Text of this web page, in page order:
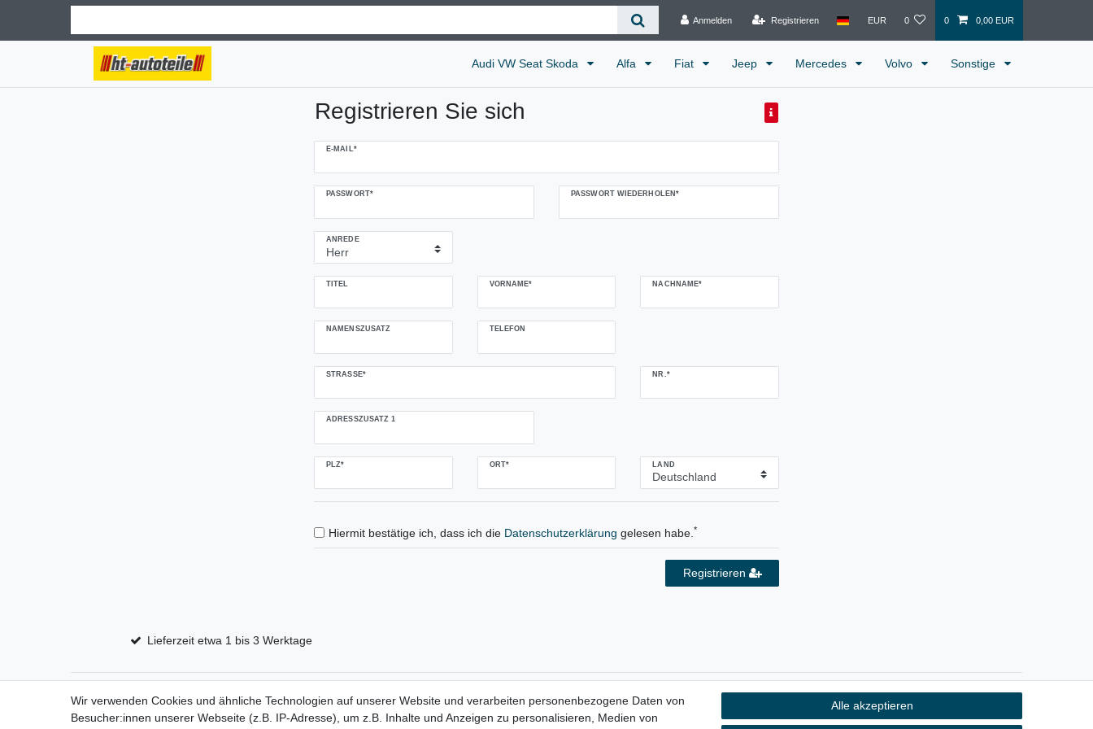
Anmelden Registrieren EUR 0 0 0,00 EUR
Audi VW Seat Skoda Alfa Fiat Jeep Mercedes Volvo Sonstige
Registrieren Sie sich
E-MAIL*
PASSWORT* PASSWORT WIEDERHOLEN*
Honig
ANREDE
TITEL VORNAME* NACHNAME*
NAMENSZUSATZ TELEFON
STRASSE* NR.*
ADRESSZUSATZ 1
PLZ* ORT* LAND
Hiermit bestätige ich, dass ich die Daten­schutz­erklärung gelesen habe. *
Registrieren
Lieferzeit etwa 1 bis 3 Werktage
Wir verwenden Cookies und ähnliche Technologien auf unserer Website und verarbeiten personenbezogene Daten von
Besucher:innen unserer Webseite (z.B. IP-Adresse), um z.B. Inhalte und Anzeigen zu personalisieren, Medien von
Alle akzeptieren
Impressum Widerrufs­recht